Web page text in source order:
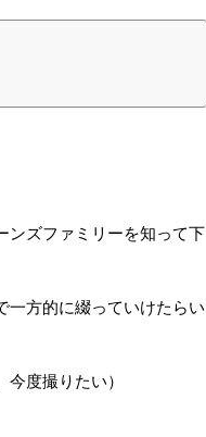
ンズファミリーを知って下
一方的に綴っていけたらい
度撮りたい）